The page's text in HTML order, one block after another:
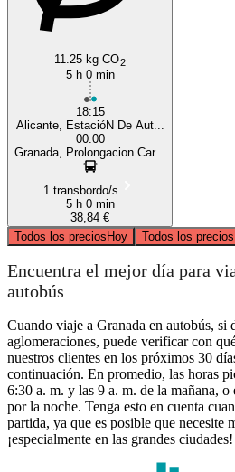
11.25 kg CO2
5 h 0 min
18:15
Alicante, EstacióN De Aut...
00:00
Granada, Prolongacion Car...
1 transbordo/s
5 h 0 min
38,84 €
Todos los preciosHoy Todos los precios
Encuentra el mejor día para
autobús
Cuando viaje a Granada en autobús, si
aglomeraciones, puede verificar con
nuestros clientes en los próximos 30
continuación. En promedio, las horas
6:30 a. m. y las 9 a. m. de la mañana,
por la noche. Tenga esto en cuenta
partida, ya que es posible que necesite
¡especialmente en las grandes ciudades!